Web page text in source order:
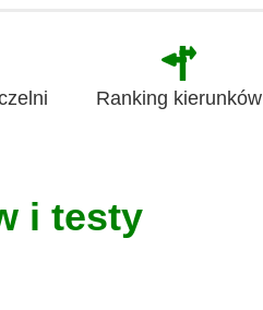
Ranking kierunków
i testy